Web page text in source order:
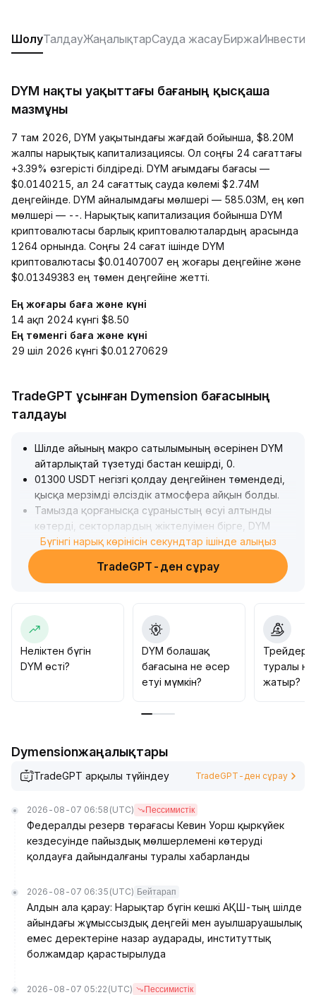
ШолуТалдауЖаңалықтарСауда жасауБиржа
DYM нақты уақыттағы бағаның қысқаша
мазмұны
7 там 2026, DYM уақытындағы жағдай бойынша, $8.20M
жалпы нарықтық капитализациясы. Ол соңғы 24 сағаттағы
+3.39% өзгерісті білдіреді. DYM ағымдағы бағасы —
$0.0140215, ал 24 сағаттық сауда көлемі $2.74M
деңгейінде. DYM айналымдағы мөлшері — 585.03M, ең көп
мөлшері — --. Нарықтық капитализация бойынша DYM
криптовалютасы барлық криптовалюталардың арасында
1264 орнында. Соңғы 24 сағат ішінде DYM
криптовалютасы $0.01407007 ең жоғары деңгейіне және
$0.01349383 ең төмен деңгейіне жетті.
Ең жоғары баға және күні
14 ақп 2024 күнгі $8.50
Ең төменгі баға және күні
29 шіл 2026 күнгі $0.01270629
TradeGPT ұсынған Dymension бағасының
талдауы
Шілде айының макро сатылымының әсерінен DYM
айтарлықтай түзетуді бастан кешірді, 0.
01300 USDT негізгі қолдау деңгейінен төмендеді,
қысқа мерзімді әлсіздік атмосфера айқын болды.
Тамызда қорғанысқа сұраныстың өсуі алтынды
көтерді, секторлардың жіктелуімен бірге, DYM
шамадан тыс сатылғаннан кейін 0.
01281 USDT маңында техникалық қайтарым алды,
соңғы уақытта сауда көлемі айтарлықтай артты,
Фибоначчи қайтарым деңгейінен жоғары
тұрақтады, бұл қысқа мерзімді қаражаттың кіруі
мен күштің шоғырлануын көрсетті.
0.
01300 USDT төменгі стоп-лосс деңгейіне және 0.
ұсынылады, бұл көп және аз аймақтың шекаралық
қайтарымды бақылау
Бүгінгі нарық көрінісін секундтар ішінде алыңыз
TradeGPT-ден сұрау
Неліктен бүгін
DYM өсті?
DYM болашақ
бағасына не әсер
етуі мүмкін?
туралы
жатыр?
Dymensionжаңалықтары
TradeGPT арқылы түйіндеу TradeGPT-ден сұрау
2026-08-07 06:58 (UTC) Пессимистік
Федералды резерв төрағасы Кевин Уорш қыркүйек
кездесуінде пайыздық мөлшерлемені көтеруді
қолдауға дайындалғаны туралы хабарланды
2026-08-07 06:35 (UTC) Бейтарап
Алдын ала қарау: Нарықтар бүгін кешкі АҚШ-тың шілде
айындағы жұмыссыздық деңгейі мен ауылшаруашылық
емес деректеріне назар аударады, институттық
болжамдар қарастырылуда
2026-08-07 05:22 (UTC) Пессимистік